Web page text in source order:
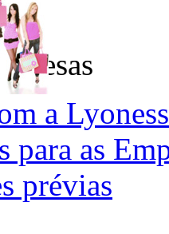
a Lyoness
para as
prévias